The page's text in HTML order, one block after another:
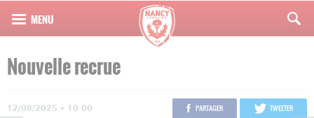
Nouvelle recrue
12/08/2025 • 10:00 PARTAGER TWEETER